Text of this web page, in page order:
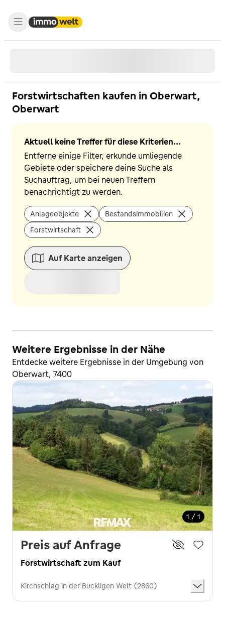
Forstwirtschaften kaufen in Oberwart,
Oberwart
Aktuell keine Treffer für diese Kriterien...
Entferne einige Filter, erkunde umliegende
Gebiete oder speichere deine Suche als
Suchauftrag, um bei neuen Treffern
benachrichtigt zu werden.
Anlageobjekte
Bestandsimmobilien
Forstwirtschaft
Auf Karte anzeigen
Weitere Ergebnisse in der Nähe
Entdecke weitere Ergebnisse in der Umgebung von
Oberwart, 7400
1 / 1
Preis auf Anfrage
Forstwirtschaft zum Kauf
Kirchschlag in der Buckligen Welt (2860)